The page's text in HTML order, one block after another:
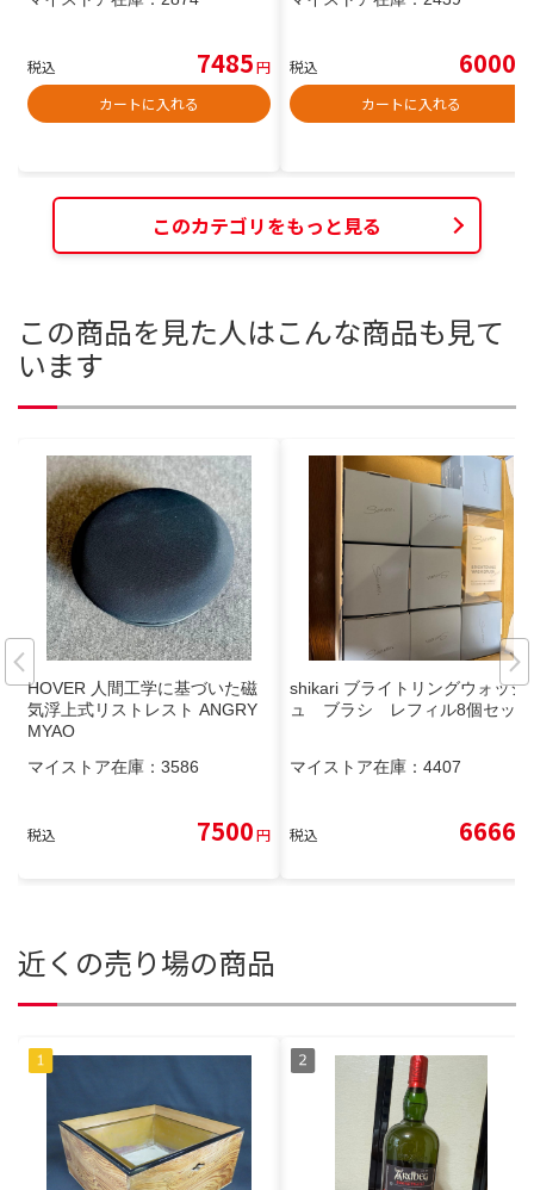
税込 7485円
カートに入れる
税込 6000
カートに入れる
このカテゴリをもっと見る
この商品を見た人はこんな商品も見て
います
HOVER 人間工学に基づいた磁
気浮上式リストレスト ANGRY
MYAO
マイストア在庫： 3586
税込 7500円
shikari ブライトリングウォッシ
ュ ブラシ レフィル8個セット
マイストア在庫： 4407
税込 6666
近くの売り場の商品